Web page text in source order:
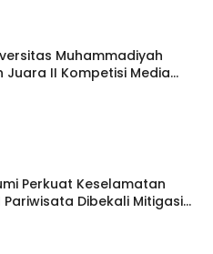
Muhammadiyah
Juara II Kompetisi Media
Tingkat Internasional
Perkuat Keselamatan
Pariwisata Dibekali Mitigasi